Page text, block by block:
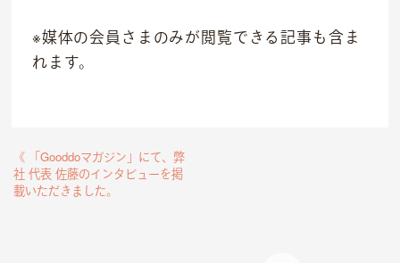
※媒体の会員さまのみが閲覧できる記事も含ま
れます。
《 「Gooddoマガジン」にて、弊
社 代表 佐藤のインタビューを掲
載いただきました。